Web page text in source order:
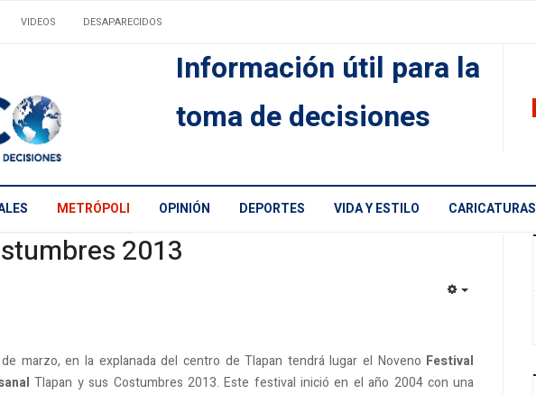
VIDEOS DESAPARECIDOS
Información útil para la
toma de decisiones
METRÓPOLI OPINIÓN DEPORTES VIDA Y ESTILO CARICATURAS
2013
marzo, en la explanada del centro de Tlapan tendrá lugar el Noveno Festival
Tlapan y sus Costumbres 2013. Este festival inició en el año 2004 con una